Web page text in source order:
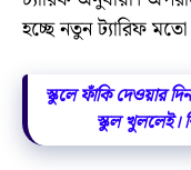
হচ্ছে নতুন ট্যারিফ
স্কুলে ফাঁকি দেওয়ার
স্কুল খুললেই।